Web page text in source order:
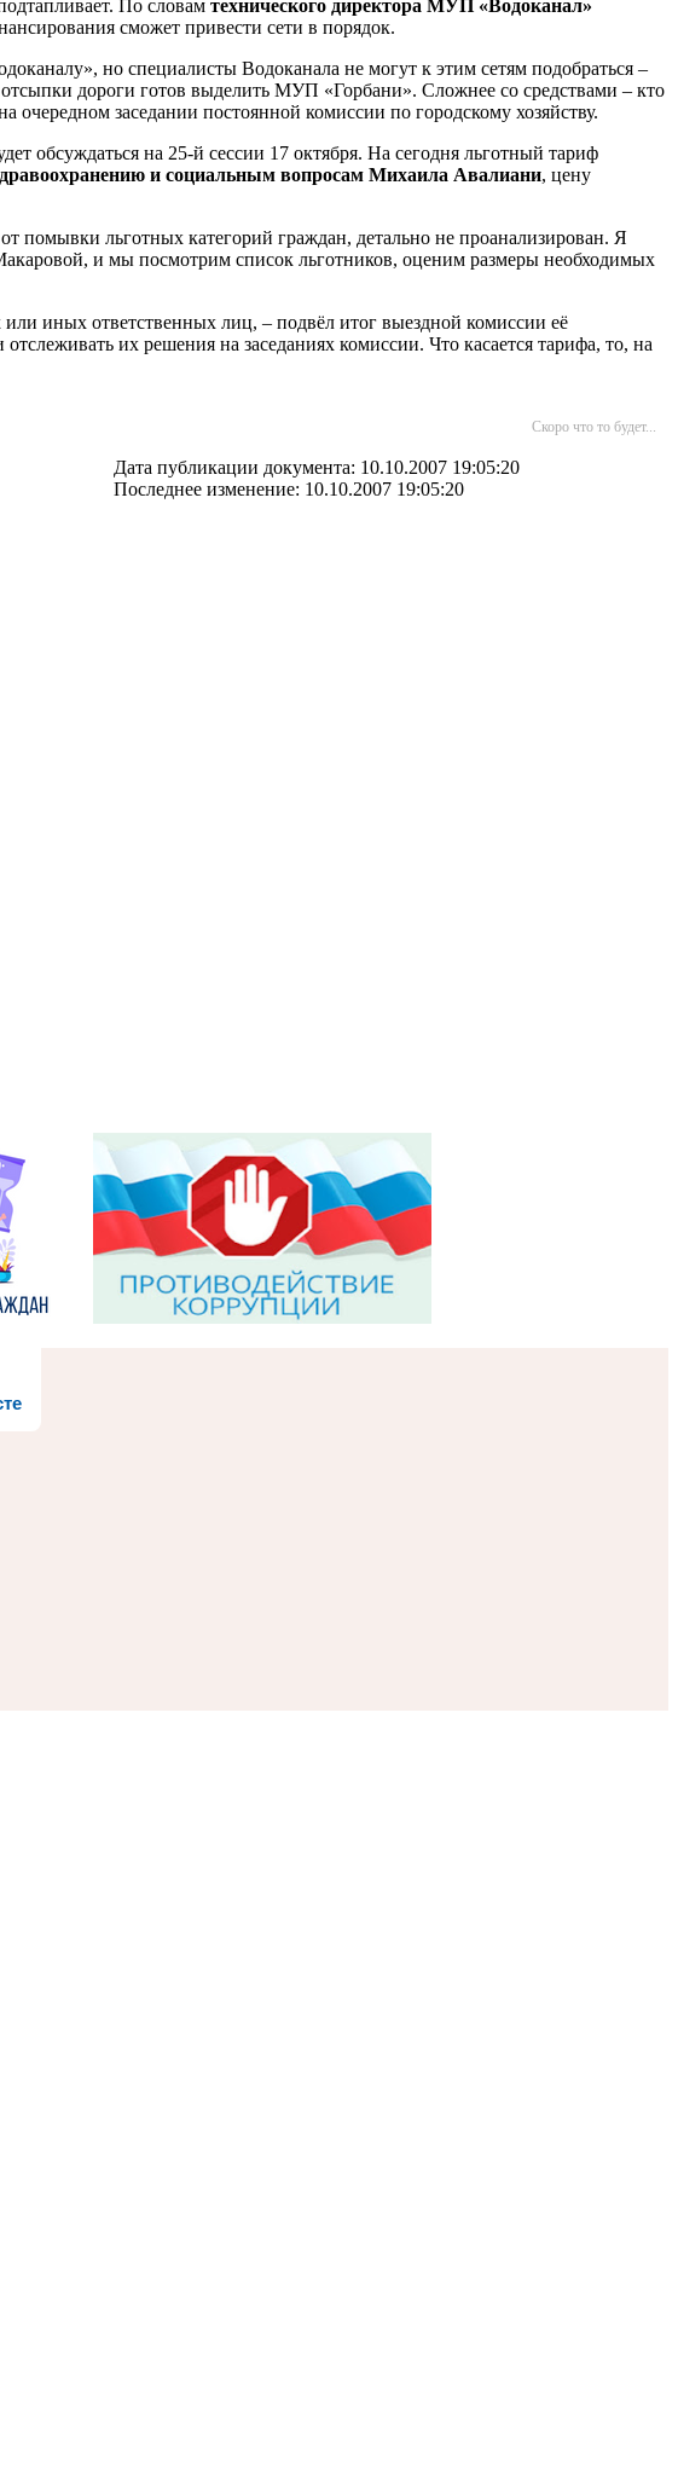
По словам технического директора МУП «Водоканал»
сможет привести сети в порядок.
но специалисты Водоканала не могут к этим сетям подобраться –
дороги готов выделить МУП «Горбани». Сложнее со средствами – кто
очередном заседании постоянной комиссии по городскому хозяйству.
обсуждаться на 25-й сессии 17 октября. На сегодня льготный тариф
и социальным вопросам Михаила Авалиани, цену
помывки льготных категорий граждан, детально не проанализирован. Я
и мы посмотрим список льготников, оценим размеры необходимых
иных ответственных лиц, – подвёл итог выездной комиссии её
их решения на заседаниях комиссии. Что касается тарифа, то, на
Скоро что то будет...
Дата публикации документа: 10.10.2007 19:05:20
Последнее изменение: 10.10.2007 19:05:20